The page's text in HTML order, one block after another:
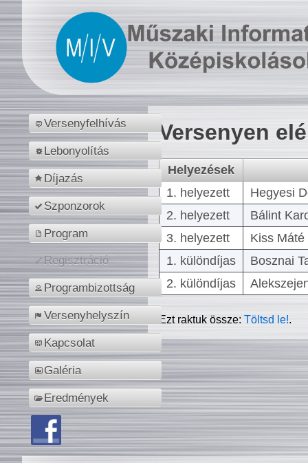
Versenyfelhívás
Lebonyolítás
Díjazás
Szponzorok
Program
Regisztráció
Programbizottság
Versenyhelyszín
Kapcsolat
Galéria
Eredmények
Versenyen
Helyezések
1. helyezett
Hegyesi
2. helyezett
Bálint
3. helyezett
Kiss
1. különdíjas
Bosznai
2. különdíjas
Ezt raktuk össze:Töltsd le!.